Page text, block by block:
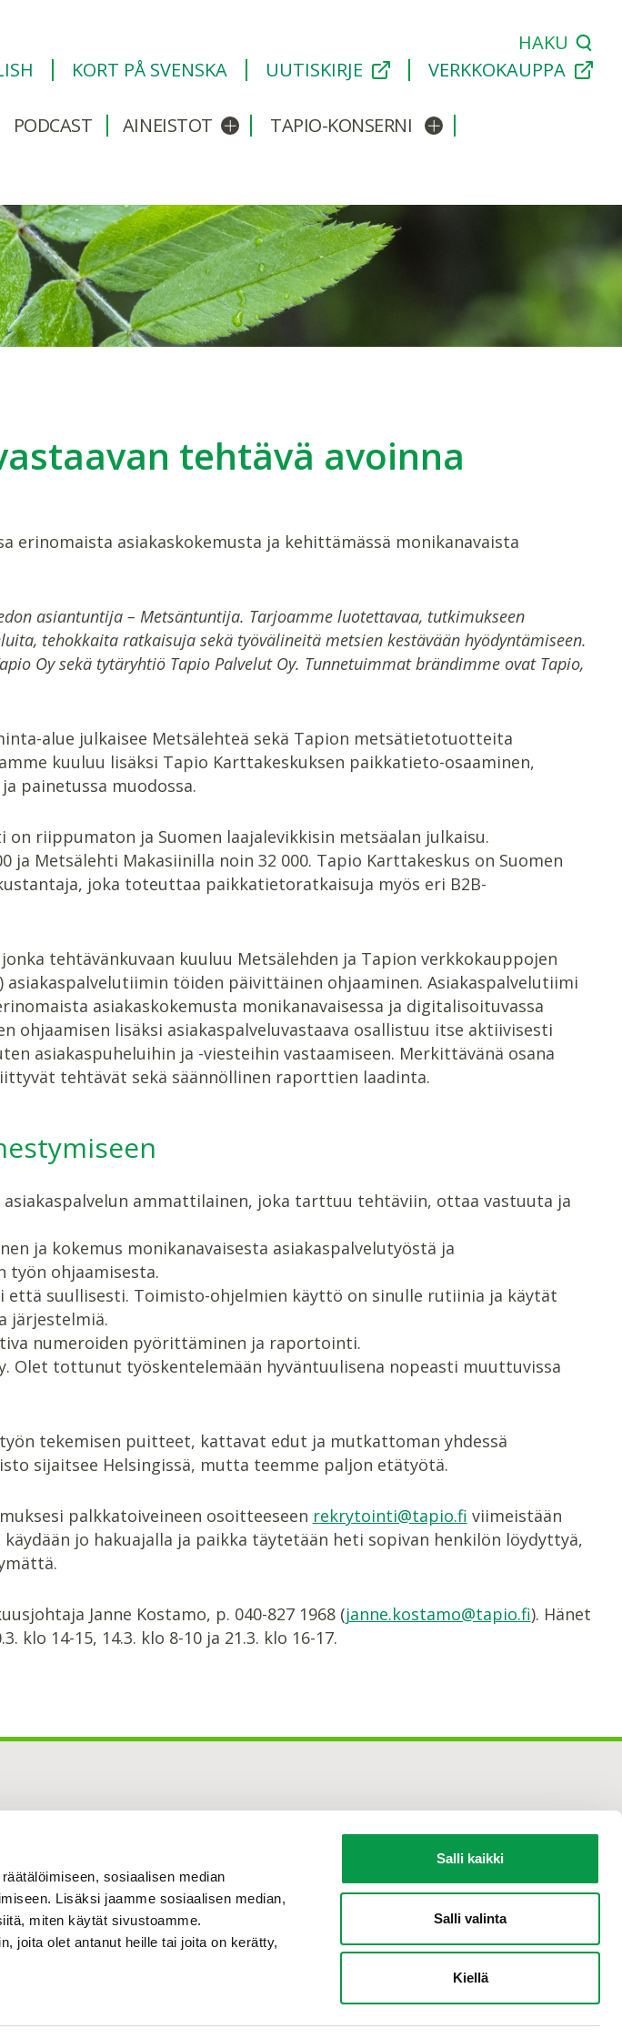
sosiaalisen median
Lisäksi jaamme sosiaalisen median,
miten käytät sivustoamme.
joita olet antanut heille tai joita on kerätty,
Salli kaikki
Salli valinta
Kiellä
HAKU
KORT PÅ SVENSKA UUTISKIRJE VERKKOKAUPPA
sulje alavalikko
PODCAST AINEISTOT Avaa/sulje alavalikko
TAPIO-KONSERNI Avaa/sulje alavalikko
tehtävä avoinna
erinomaista asiakaskokemusta ja kehittämässä monikanavaista
asiantuntija – Metsäntuntija. Tarjoamme luotettavaa, tutkimukseen
tehokkaita ratkaisuja sekä työvälineitä metsien kestävään hyödyntämiseen.
Oy sekä tytäryhtiö Tapio Palvelut Oy. Tunnetuimmat brändimme ovat Tapio,
alue julkaisee Metsälehteä sekä Tapion metsätietotuotteita
kuuluu lisäksi Tapio Karttakeskuksen paikkatieto-osaaminen,
painetussa muodossa.
riippumaton ja Suomen laajalevikkisin metsäalan julkaisu.
ja Metsälehti Makasiinilla noin 32 000. Tapio Karttakeskus on Suomen
joka toteuttaa paikkatietoratkaisuja myös eri B2B-
tehtävänkuvaan kuuluu Metsälehden ja Tapion verkkokauppojen
töiden päivittäinen ohjaaminen. Asiakaspalvelutiimi
asiakaskokemusta monikanavaisessa ja digitalisoituvassa
ohjaamisen lisäksi asiakaspalveluvastaava osallistuu itse aktiivisesti
asiakaspuheluihin ja -viesteihin vastaamiseen. Merkittävänä osana
tehtävät sekä säännöllinen raporttien laadinta.
ammattilainen, joka tarttuu tehtäviin, ottaa vastuuta ja
ja kokemus monikanavaisesta asiakaspalvelutyöstä ja
työn ohjaamisesta.
että suullisesti. Toimisto-ohjelmien käyttö on sinulle rutiinia ja käytät
järjestelmiä.
numeroiden pyörittäminen ja raportointi.
Olet tottunut työskentelemään hyväntuulisena nopeasti muuttuvissa
tekemisen puitteet, kattavat edut ja mutkattoman yhdessä
sijaitsee Helsingissä, mutta teemme paljon etätyötä.
palkkatoiveineen osoitteeseen rekrytointi@tapio.fi viimeistään
jo hakuajalla ja paikka täytetään heti sopivan henkilön löydyttyä,
Janne Kostamo, p. 040-827 1968 (janne.kostamo@tapio.fi). Hänet
14-15, 14.3. klo 8-10 ja 21.3. klo 16-17.
Tilaa
uutiskirje